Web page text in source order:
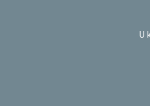
U